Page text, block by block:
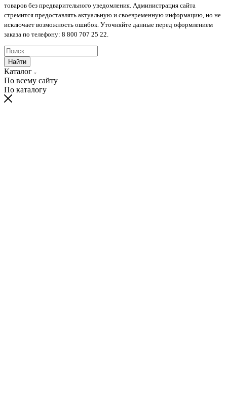
товаров без предварительного уведомления. Администрация сайта
стремится предоставлять актуальную и своевременную информацию, но не
исключает возможность ошибок. Уточняйте данные перед оформлением
заказа по телефону: 8 800 707 25 22.
Найти
Каталог
По всему сайту
По каталогу